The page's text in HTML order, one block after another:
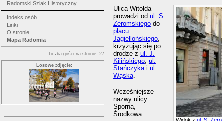
Radomski Szlak Historyczny
Indeks osób
Linki
O stronie
Mapa Radomia
Liczba gości na stronie: 27
Losowe zdjęcie:
Widok zul. S.
Ulica Witolda
prowadzi od ul. S.
Żeromskiegodo
placu
Jagiellońskiego,
krzyżując się po
drodze z ul. J.
Kilińskiego, ul.
Stańczykai ul.
Wąską.
Wcześniejsze
nazwy ulicy:
Sporna,
Środkowa.